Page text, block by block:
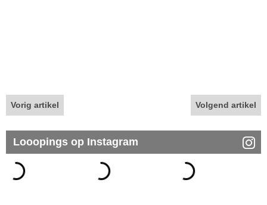
Vorig artikel Volgend artikel
Looopings op Instagram